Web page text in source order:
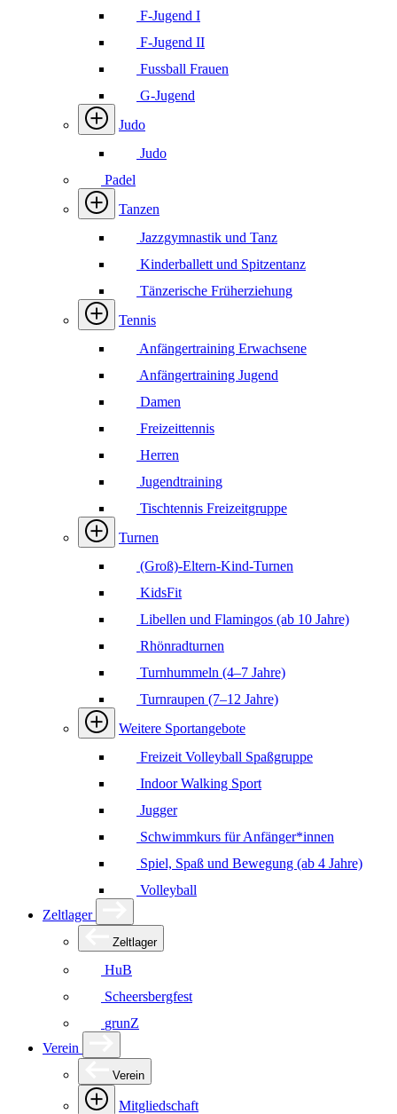
F-Jugend I
F-Jugend II
Fussball Frauen
G-Jugend
Judo
Judo
Padel
Tanzen
Jazzgymnastik und Tanz
Kinderballett und Spitzentanz
Tänzerische Früherziehung
Tennis
Anfängertraining Erwachsene
Anfängertraining Jugend
Damen
Freizeittennis
Herren
Jugendtraining
Tischtennis Freizeitgruppe
Turnen
(Groß)-Eltern-Kind-Turnen
KidsFit
Libellen und Flamingos (ab 10 Jahre)
Rhönradturnen
Turnhummeln (4–7 Jahre)
Turnraupen (7–12 Jahre)
Weitere Sportangebote
Freizeit Volleyball Spaßgruppe
Indoor Walking Sport
Jugger
Schwimmkurs für Anfänger*innen
Spiel, Spaß und Bewegung (ab 4 Jahre)
Volleyball
Zeltlager
Zeltlager
HuB
Scheersbergfest
grunZ
Verein
Verein
Mitgliedschaft